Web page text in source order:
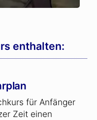
enthalten:
für Anfänger
Zeit einen